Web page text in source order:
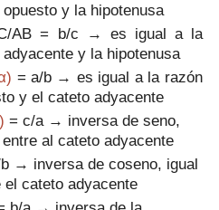
y la hipotenusa
AB = b/c → es igual a la
y la hipotenusa
= a/b → es igual a la razón
y el cateto adyacente
= c/a → inversa de seno,
al cateto adyacente
→ inversa de coseno, igual
el cateto adyacente